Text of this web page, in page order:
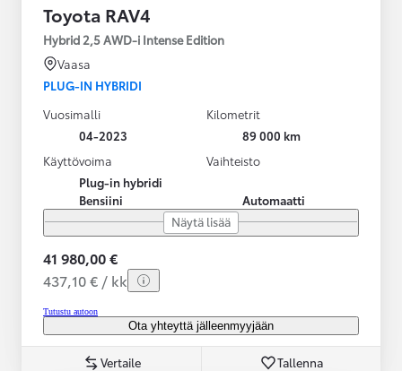
Toyota RAV4
Hybrid 2,5 AWD-i Intense Edition
Vaasa
PLUG-IN HYBRIDI
Vuosimalli
04-2023
Kilometrit
89 000 km
Käyttövoima
Plug-in hybridi
Bensiini
Vaihteisto
Automaatti
Näytä lisää
41 980,00 €
437,10 € / kk
Tutustu autoon
Ota yhteyttä jälleenmyyjään
Vertaile Tallenna